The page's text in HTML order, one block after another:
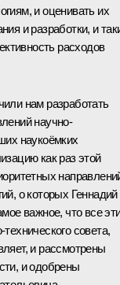
и оценивать их
и разработки, и
расходов
нам разработать
научно-
наукоёмких
как раз этой
о которых Геннадий
важное, что все
совета,
и рассмотрены
и одобрены